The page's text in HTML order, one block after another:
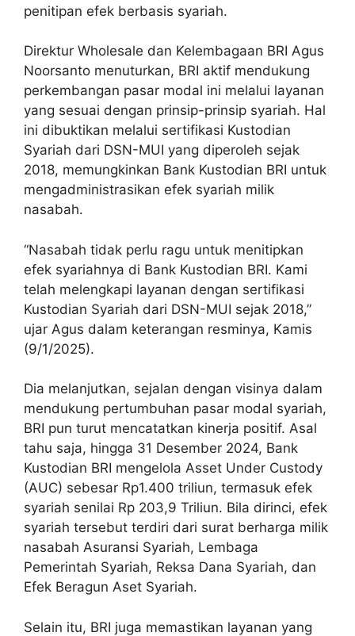
penitipan efek berbasis syariah.
Direktur Wholesale dan Kelembagaan BRI Agus
Noorsanto menuturkan, BRI aktif mendukung
perkembangan pasar modal ini melalui layanan
yang sesuai dengan prinsip-prinsip syariah. Hal
ini dibuktikan melalui sertifikasi Kustodian
Syariah dari DSN-MUI yang diperoleh sejak
2018, memungkinkan Bank Kustodian BRI untuk
mengadministrasikan efek syariah milik
nasabah.
“Nasabah tidak perlu ragu untuk menitipkan
efek syariahnya di Bank Kustodian BRI. Kami
telah melengkapi layanan dengan sertifikasi
Kustodian Syariah dari DSN-MUI sejak 2018,”
ujar Agus dalam keterangan resminya, Kamis
(9/1/2025).
Dia melanjutkan, sejalan dengan visinya dalam
mendukung pertumbuhan pasar modal syariah,
BRI pun turut mencatatkan kinerja positif. Asal
tahu saja, hingga 31 Desember 2024, Bank
Kustodian BRI mengelola Asset Under Custody
(AUC) sebesar Rp1.400 triliun, termasuk efek
syariah senilai Rp 203,9 Triliun. Bila dirinci, efek
syariah tersebut terdiri dari surat berharga milik
nasabah Asuransi Syariah, Lembaga
Pemerintah Syariah, Reksa Dana Syariah, dan
Efek Beragun Aset Syariah.
Selain itu, BRI juga memastikan layanan yang